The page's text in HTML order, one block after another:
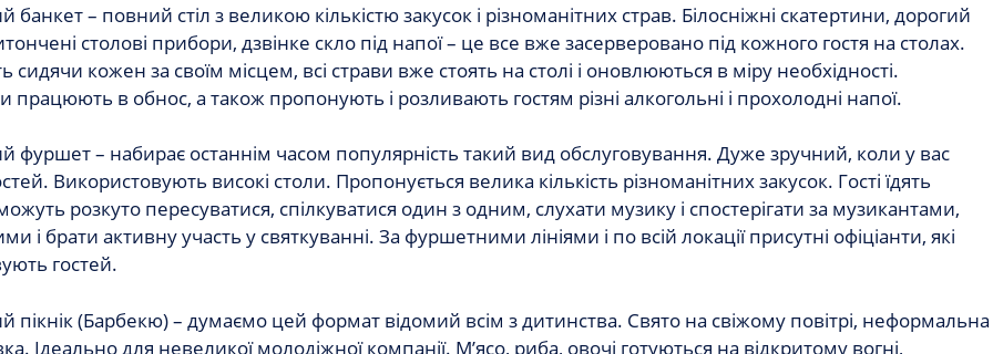
банкет – повний стіл з великою кількістю закусок і різноманітних страв. Білосніжні скатертини, дорогий
столові прибори, дзвінке скло під напої – це все вже засерверовано під кожного гостя на столах.
сидячи кожен за своїм місцем, всі страви вже стоять на столі і оновлюються в міру необхідності.
працюють в обнос, а також пропонують і розливають гостям різні алкогольні і прохолодні напої.
фуршет – набирає останнім часом популярність такий вид обслуговування. Дуже зручний, коли у вас
Використовують високі столи. Пропонується велика кількість різноманітних закусок. Гості їдять
розкуто пересуватися, спілкуватися один з одним, слухати музику і спостерігати за музикантами,
і брати активну участь у святкуванні. За фуршетними лініями і по всій локації присутні офіціанти, які
гостей.
пікнік (Барбекю) – думаємо цей формат відомий всім з дитинства. Свято на свіжому повітрі, неформальна
Ідеально для невеликої молодіжної компанії. М’ясо, риба, овочі готуються на відкритому вогні,